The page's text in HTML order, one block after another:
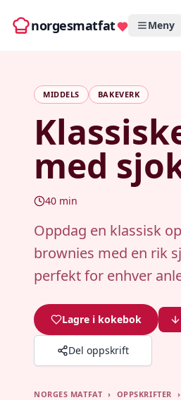
norgesmatfat Meny
MIDDELS BAKEVERK
med
40 min
Oppdag en klassisk
brownies med en rik
perfekt for enhver
Lagre i kokebok
Del oppskrift
NORGES MATFAT › OPPSKRIFTER ›